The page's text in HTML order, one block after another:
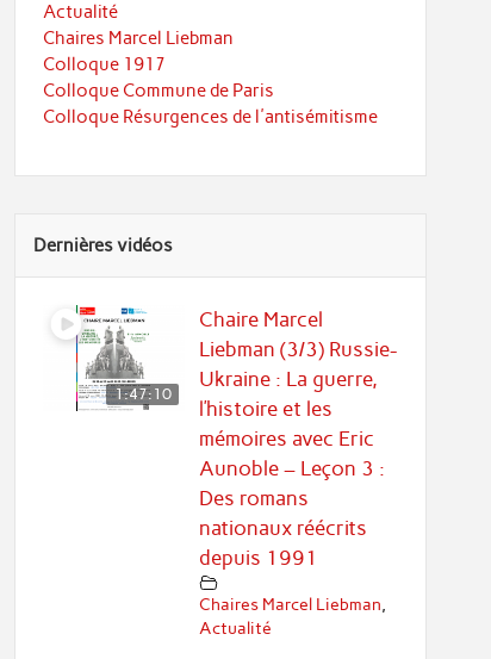
Actualité
Chaires Marcel Liebman
Colloque 1917
Colloque Commune de Paris
Colloque Résurgences de l'antisémitisme
Dernières vidéos
1:47:10
Chaire Marcel
Liebman (3/3) Russie-
Ukraine : La guerre,
l’histoire et les
mémoires avec Eric
Aunoble – Leçon 3 :
Des romans
nationaux réécrits
depuis 1991
Chaires Marcel Liebman
Actualité